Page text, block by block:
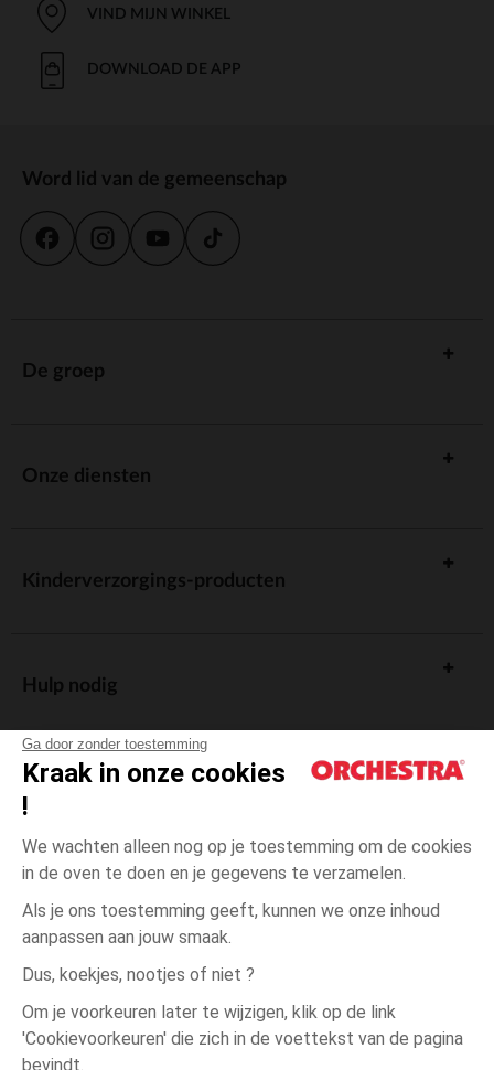
Ga door zonder toestemming
Kraak in onze cookies
!
We wachten alleen nog op je toestemming om de cookies
in de oven te doen en je gegevens te verzamelen.
Als je ons toestemming geeft, kunnen we onze inhoud
aanpassen aan jouw smaak.
Dus, koekjes, nootjes of niet ?
Om je voorkeuren later te wijzigen, klik op de link
'Cookievoorkeuren' die zich in de voettekst van de pagina
bevindt.
Roze Roze
23
VIND MIJN WINKEL
DOWNLOAD DE APP
Word lid van de gemeenschap
De groep
Onze diensten
Kinderverzorgings-producten
Hulp nodig
Algemene verkoopsvoorwaarden
Wettelijke bepalingen
Persoonsgegevens